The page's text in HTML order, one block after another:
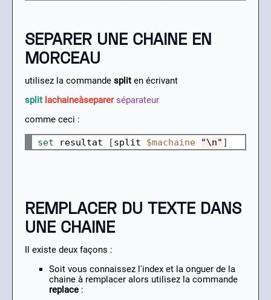
SEPARER UNE CHAINE EN
MORCEAU
utilisez la commande split en écrivant
split lachaineàseparer séparateur
comme ceci :
set resultat [split $machaine "\n" ]
REMPLACER DU TEXTE DANS
UNE CHAINE
Il existe deux façons :
Soit vous connaissez l'index et la onguer de la
chaine à remplacer alors utilisez la commande
replace :